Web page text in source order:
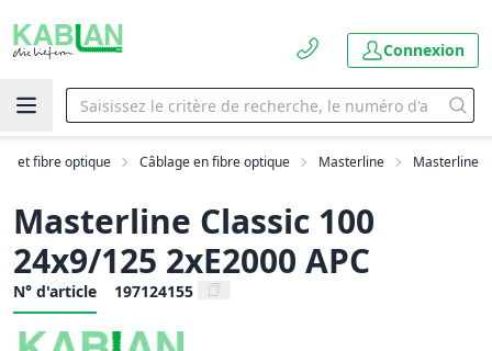
Connexion
et fibre optique Câblage en fibre optique Masterline Masterline
Masterline Classic 100
24x9/125 2xE2000 APC
N° d'article 197124155